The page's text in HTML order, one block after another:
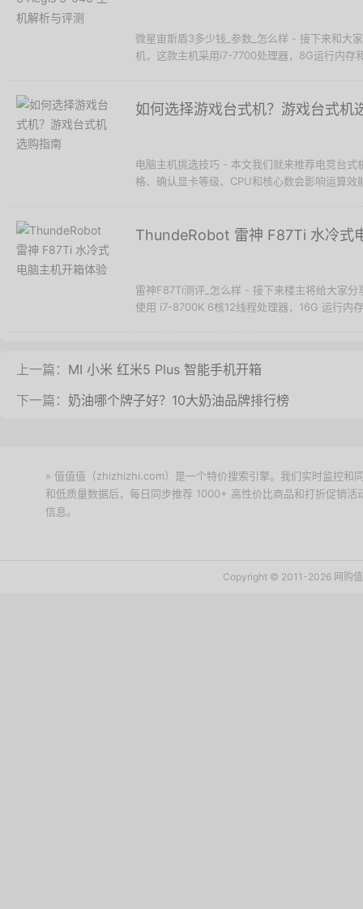
微星宙斯盾3多少钱_参数_怎么样 - 接下来和
机，这款主机采用i7-7700处理器，8G运行内存
如何选择游戏台式机？游戏台式机
电脑主机挑选技巧 - 本文我们就来推荐电竞台
格、确认显卡等级、CPU和核心数会影响运算
ThundeRobot 雷神 F87Ti 水冷式
雷神F87Ti测评_怎么样 - 接下来楼主将给大家
使用 i7-8700K 6核12线程处理器，16G 运行内
上一篇： MI 小米 红米5 Plus 智能手机开箱
下一篇： 奶油哪个牌子好？10大奶油品牌排行榜
» 值值值（zhizhizhi.com）是一个特价搜索引擎。我们实时监控和
和低质量数据后，每日同步推荐 1000+ 高性价比商品和打折促销
信息。
Copyright © 2011-2026 网购